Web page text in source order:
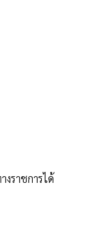
ราชการได้